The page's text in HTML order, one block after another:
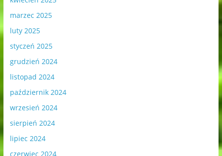
marzec 2025
luty 2025
styczeń 2025
grudzień 2024
listopad 2024
październik 2024
wrzesień 2024
sierpień 2024
lipiec 2024
czerwiec 2024